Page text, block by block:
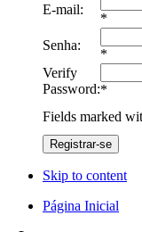
E-mail:
*
Senha:
*
Verify
Password:*
Fields marked
Registrar-se
Skip to content
Página Inicial